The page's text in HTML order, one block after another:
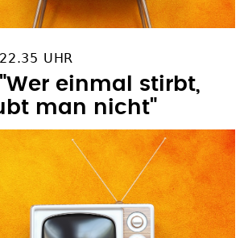
UHR
einmal stirbt,
man nicht"